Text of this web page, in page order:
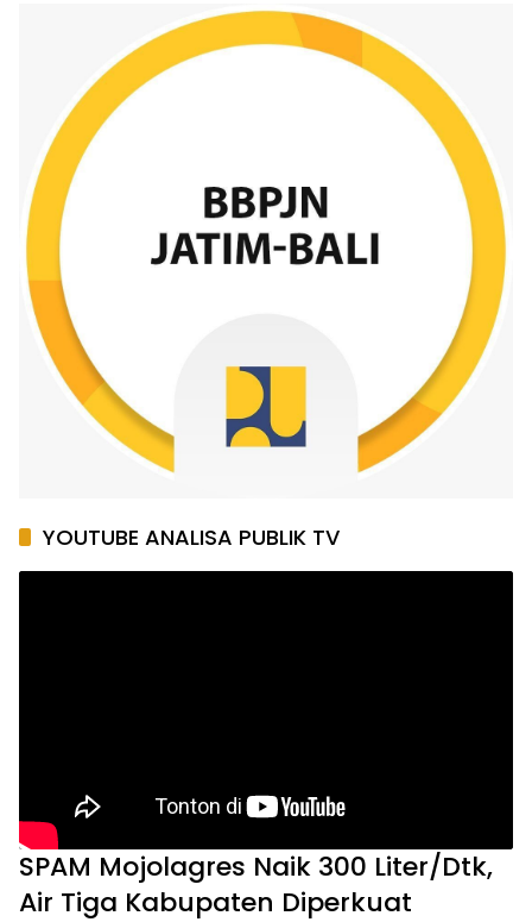
YOUTUBE ANALISA PUBLIK TV
SPAM Mojolagres Naik 300 Liter/Dtk,
Air Tiga Kabupaten Diperkuat